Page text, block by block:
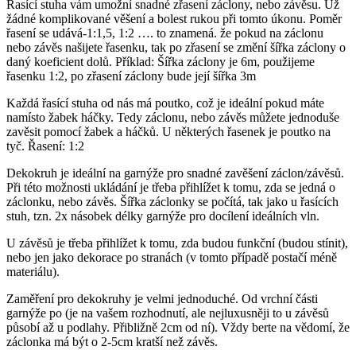
Řasící stuha vám umožní snadné zřasení záclony, nebo závěsu. Už
žádné komplikované věšení a bolest rukou při tomto úkonu. Poměr
řasení se udává-1:1,5, 1:2 …. to znamená. že pokud na záclonu
nebo závěs našijete řasenku, tak po zřasení se změní šířka záclony o
daný koeficient dolů. Příklad: Šířka záclony je 6m, použijeme
řasenku 1:2, po zřasení záclony bude její šířka 3m
Každá řasící stuha od nás má poutko, což je ideální pokud máte
namísto žabek háčky. Tedy záclonu, nebo závěs můžete jednoduše
zavěsit pomocí žabek a háčků. U některých řasenek je poutko na
tyč. Řasení: 1:2
Dekokruh je ideální na garnýže pro snadné zavěšení záclon/závěsů.
Při této možnosti ukládání je třeba přihlížet k tomu, zda se jedná o
záclonku, nebo závěs. Šířka záclonky se počítá, tak jako u řasících
stuh, tzn. 2x násobek délky garnýže pro docílení ideálních vln.
U závěsů je třeba přihlížet k tomu, zda budou funkční (budou stínit),
nebo jen jako dekorace po stranách (v tomto případě postačí méně
materiálu).
Zaměření pro dekokruhy je velmi jednoduché. Od vrchní části
garnýže po (je na vašem rozhodnutí, ale nejluxusněji to u závěsů
působí až u podlahy. Přibližně 2cm od ní). Vždy berte na vědomí, že
záclonka má být o 2-5cm kratší než závěs.